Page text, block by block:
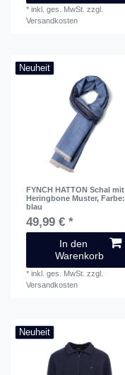
*inkl. ges. MwSt. zzgl.
Versandkosten
Neuheit
FYNCH HATTON Schal mit
Heringbone Muster, Farbe:
blau
49,99 € *
In den
Warenkorb
*inkl. ges. MwSt. zzgl.
Versandkosten
Neuheit